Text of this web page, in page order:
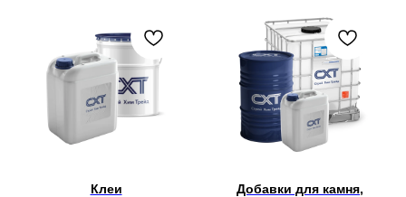
Клеи
Добавки для камня,